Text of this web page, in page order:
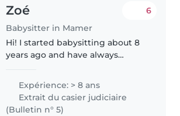
Zoé
Babysitter in Mamer
6
Hi! I started babysitting about 8
years ago and have always
children. Over the years, I have
gained experience caring for
children of different ages, and..
Expérience: > 8 ans
Extrait du casier judiciaire
(Bulletin n° 5)